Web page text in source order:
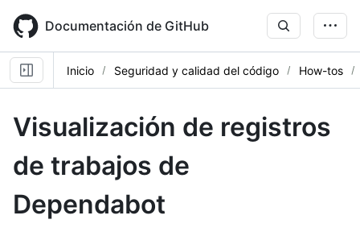
main
content
Documentación de GitHub
Inicio Seguridad y calidad del código How-tos
Visualización de registros
de trabajos de
Dependabot